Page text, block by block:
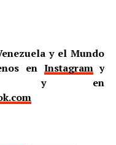
y el Mundo
en Instagramy
en